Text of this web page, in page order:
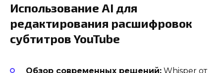
Использование AI для
редактирования расшифровок
субтитров YouTube
Обзор современных решений: Whisper от